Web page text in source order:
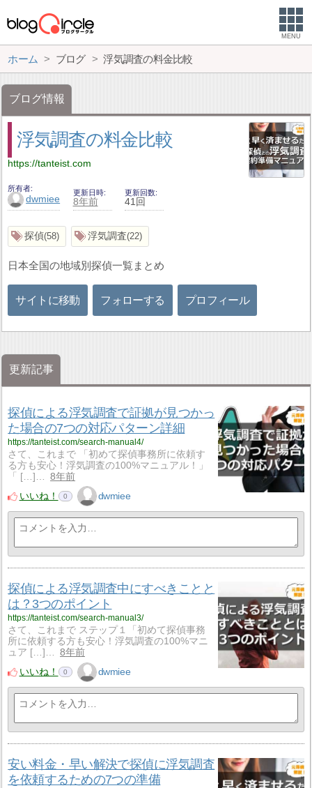
MENU
ホーム ブログ 浮気調査の料金比較
ブログ情報
浮気調査の料金比較
https://tanteist.com
所有者
dwmiee
更新日時
8年前
更新回数
41回
探偵 58 浮気調査 22
日本全国の地域別探偵一覧まとめ
サイトに移動 フォローする プロフィール
更新記事
探偵による浮気調査で証拠が見つかっ
た場合の7つの対応パターン詳細
https://tanteist.com/search-manual4/
さて、これまで 「初めて探偵事務所に依頼す
る方も安心！浮気調査の100%マニュアル！」
「 […]…
8年前
いいね！
0 dwmiee
探偵による浮気調査中にすべきことと
は？3つのポイント
https://tanteist.com/search-manual3/
さて、これまで ステップ１「初めて探偵事務
所に依頼する方も安心！浮気調査の100%マニ
ュア […]…
8年前
いいね！
0 dwmiee
安い料金・早い解決で探偵に浮気調査
を依頼するための7つの準備